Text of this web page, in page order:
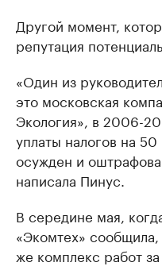
Другой момент,
репутация
«Один из
это московская
Экология», в 2006-
уплаты налогов на
осужден и
написала Пинус.
В середине мая,
«Экомтех» сообщила,
же комплекс работ